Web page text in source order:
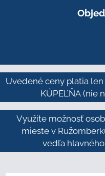
Uvedené ceny platia
KÚPEĽŇA (nie
Využite možnosť
mieste v
vedľa